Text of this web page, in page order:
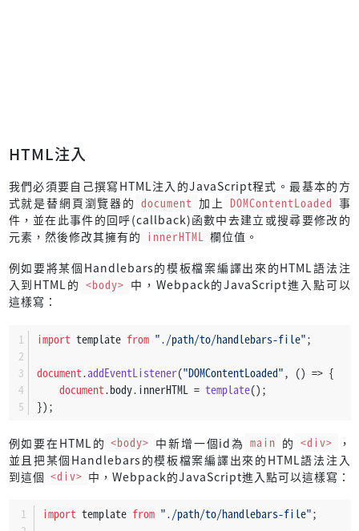
HTML注入
我們必須要自己撰寫HTML注入的JavaScript程式。最基本的方
式就是替網頁瀏覽器的 document 加上 DOMContentLoaded 事
件，並在此事件的回呼(callback)函數中去建立或搜尋要修改的
元素，然後修改其擁有的 innerHTML 欄位值。
例如要將某個Handlebars的模板檔案編譯出來的HTML語法注
入到HTML的 <body> 中，Webpack的JavaScript進入點可以
這樣寫：
import template from "./path/to/handlebars-file";
document.addEventListener("DOMContentLoaded", () => {
document.body. innerHTML = template();
});
例如要在HTML的 <body> 中新增一個id為 main 的 <div>
，
並且把某個Handlebars的模板檔案編譯出來的HTML語法注入
到這個 <div> 中，Webpack的JavaScript進入點可以這樣寫：
import template from "./path/to/handlebars-file";